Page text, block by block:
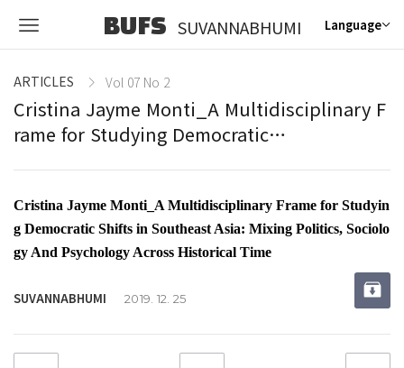
BUFS SUVANNABHUMI Language
ARTICLES Vol 07 No 2
Cristina Jayme Monti_A Multidisciplinary F
rame for Studying Democratic…
Cristina Jayme Monti_A Multidisciplinary Frame for Studyin
g Democratic Shifts in Southeast Asia: Mixing Politics, Sociolo
gy And Psychology Across Historical Time
SUVANNABHUMI 2019. 12. 25